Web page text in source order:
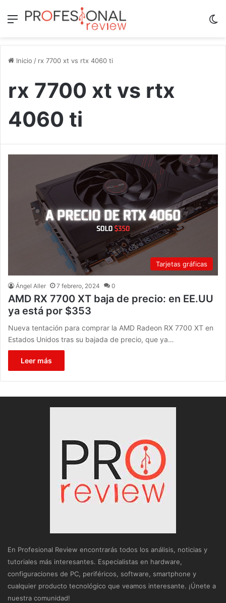
Menú
Inicio / rx 7700 xt vs rtx 4060 ti
rx 7700 xt vs rtx
4060 ti
Tarjetas gráficas
Ángel Aller 7 febrero, 2024 0
AMD RX 7700 XT baja de precio: en EE.UU
ya está por $353
Nueva tentación para comprar la AMD Radeon RX 7700 XT en
Estados Unidos tras su bajada de precio, que ya…
Leer más
En Profesional Review encontrarás todos los análisis, noticias y
tutoriales más interesantes. Especialistas en hardware,
configuraciones de PC, periféricos, software, smartphone y
cualquier producto tecnológico que veamos interesante. ¡Únete a
nuestra comunidad!